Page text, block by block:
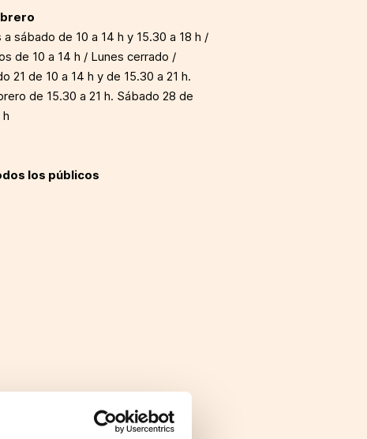
sábado de 10 a 14 h y 15.30 a 18 h /
de 10 a 14 h / Lunes cerrado /
21 de 10 a 14 h y de 15.30 a 21 h.
de 15.30 a 21 h. Sábado 28 de
los públicos